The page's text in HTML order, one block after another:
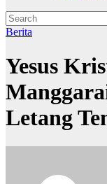
Berita
Yesus
Letang